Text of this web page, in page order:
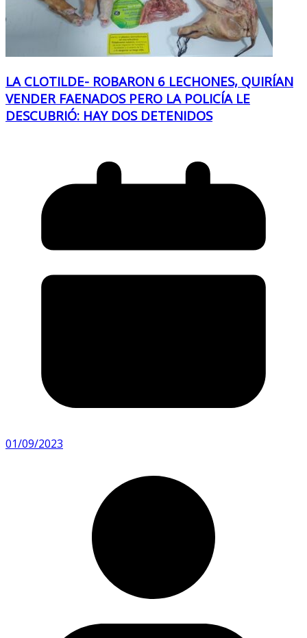
LA CLOTILDE- ROBARON 6 LECHONES, QUIRÍAN
VENDER FAENADOS PERO LA POLICÍA LE
DESCUBRIÓ: HAY DOS DETENIDOS
01/09/2023